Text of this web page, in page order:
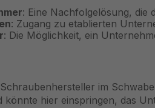
: Eine Nachfolgelösung, die
: Zugang zu etablierten
: Die Möglichkeit, ein
Schraubenhersteller im
könnte hier einspringen, das